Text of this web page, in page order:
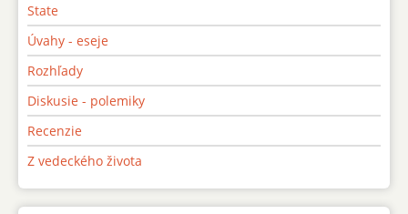
State
Úvahy - eseje
Rozhľady
Diskusie - polemiky
Recenzie
Z vedeckého života